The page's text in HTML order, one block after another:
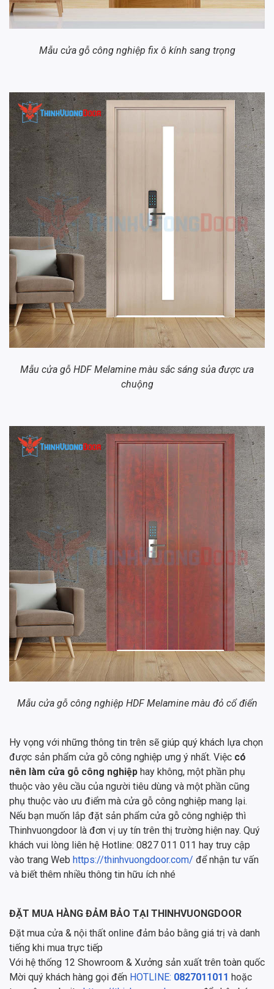
Mẫu cửa gỗ công nghiệp fix ô kính sang trọng
Mẫu cửa gỗ HDF Melamine màu sắc sáng sủa được ưa
chuộng
Mẫu cửa gỗ công nghiệp HDF Melamine màu đỏ cổ điển
Hy vọng với những thông tin trên sẽ giúp quý khách lựa chọn
được sản phẩm cửa gỗ công nghiệp ưng ý nhất. Việc có
nên làm cửa gỗ công nghiệp hay không, một phần phụ
thuộc vào yêu cầu của người tiêu dùng và một phần cũng
phụ thuộc vào ưu điểm mà cửa gỗ công nghiệp mang lại.
Nếu bạn muốn lắp đặt sản phẩm cửa gỗ công nghiệp thì
Thinhvuongdoor là đơn vị uy tín trên thị trường hiện nay. Quý
khách vui lòng liên hệ Hotline: 0827 011 011 hay truy cập
vào trang Web https://thinhvuongdoor.com/ để nhận tư vấn
và biết thêm nhiều thông tin hữu ích nhé
ĐẶT MUA HÀNG ĐẢM BẢO TẠI THINHVUONGDOOR
Đặt mua cửa & nội thất online đảm bảo bằng giá trị và danh
tiếng khi mua trực tiếp
Với hệ thống 12 Showroom & Xưởng sản xuất trên toàn quốc
Mời quý khách hàng gọi đến HOTLINE: 0827011011 hoặc